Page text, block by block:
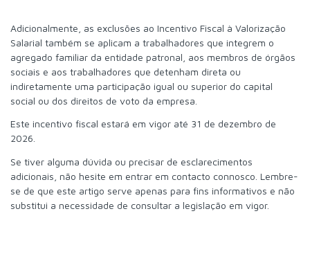
Adicionalmente, as exclusões ao Incentivo Fiscal à Valorização
Salarial também se aplicam a trabalhadores que integrem o
agregado familiar da entidade patronal, aos membros de órgãos
sociais e aos trabalhadores que detenham direta ou
indiretamente uma participação igual ou superior do capital
social ou dos direitos de voto da empresa.
Este incentivo fiscal estará em vigor até 31 de dezembro de
2026.
Se tiver alguma dúvida ou precisar de esclarecimentos
adicionais, não hesite em entrar em contacto connosco. Lembre-
se de que este artigo serve apenas para fins informativos e não
substitui a necessidade de consultar a legislação em vigor.